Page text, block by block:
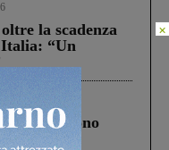
la scadenza
“Un
cui morirono
il
×